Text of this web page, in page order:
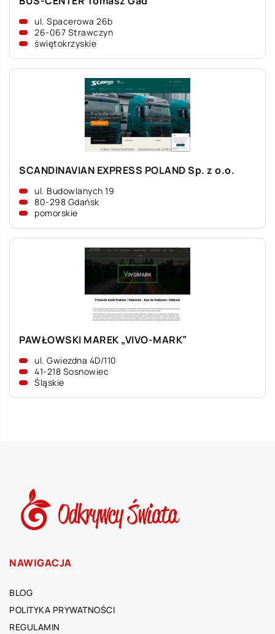
ul. Spacerowa 26b
26-067 Strawczyn
świętokrzyskie
SCANDINAVIAN EXPRESS POLAND Sp. z o.o.
ul. Budowlanych 19
80-298 Gdańsk
pomorskie
PAWŁOWSKI MAREK „VIVO-MARK”
ul. Gwiezdna 4D/110
41-218 Sosnowiec
Śląskie
NAWIGACJA
BLOG
POLITYKA PRYWATNOŚCI
REGULAMIN